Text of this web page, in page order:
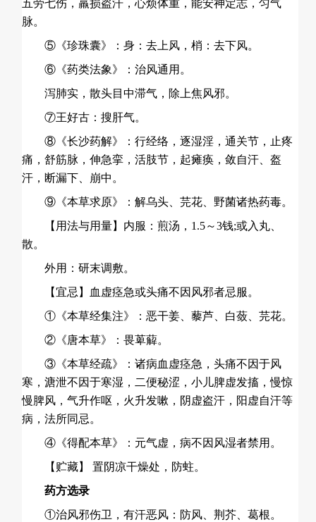
五劳七伤，羸损盗汗，心烦体重，能安神定志，匀气
脉。
⑤《珍珠囊》：身：去上风，梢：去下风。
⑥《药类法象》：治风通用。
泻肺实，散头目中滞气，除上焦风邪。
⑦王好古：搜肝气。
⑧《长沙药解》：行经络，逐湿淫，通关节，止疼
痛，舒筋脉，伸急挛，活肢节，起瘫痪，敛自汗、盔
汗，断漏下、崩中。
⑨《本草求原》：解乌头、芫花、野菌诸热药毒。
【用法与用量】内服：煎汤，1.5～3钱;或入丸、
散。
外用：研末调敷。
【宜忌】血虚痉急或头痛不因风邪者忌服。
①《本草经集注》：恶干姜、藜芦、白蔹、芫花。
②《唐本草》：畏萆薢。
③《本草经疏》：诸病血虚痉急，头痛不因于风
寒，溏泄不因于寒湿，二便秘涩，小儿脾虚发搐，慢惊
慢脾风，气升作呕，火升发嗽，阴虚盗汗，阳虚自汗等
病，法所同忌。
④《得配本草》：元气虚，病不因风湿者禁用。
【贮藏】 置阴凉干燥处，防蛀。
药方选录
①治风邪伤卫，有汗恶风：防风、荆芥、葛根。